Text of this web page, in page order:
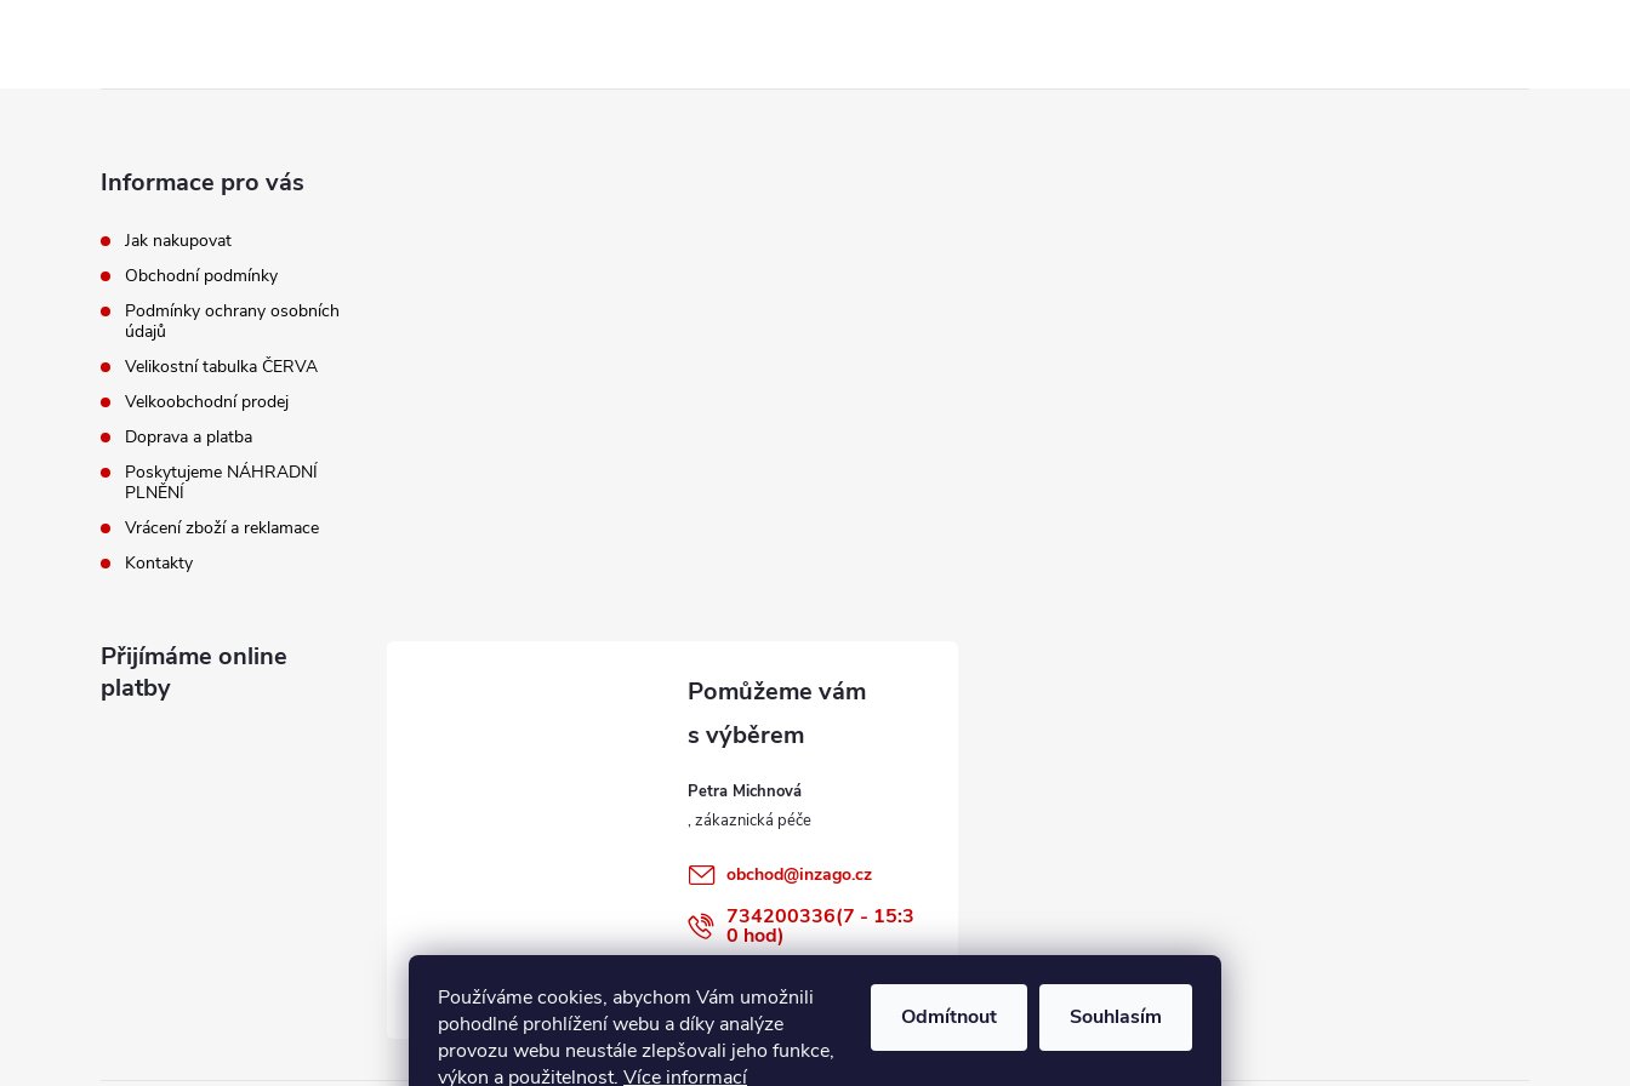
Používáme cookies, abychom Vám umožnili
pohodlné prohlížení webu a díky analýze
provozu webu neustále zlepšovali jeho funkce,
výkon a použitelnost. Více informací
Odmítnout Souhlasím
Informace pro vás
Jak nakupovat
Obchodní podmínky
Podmínky ochrany osobních
údajů
Velikostní tabulka ČERVA
Velkoobchodní prodej
Doprava a platba
Poskytujeme NÁHRADNÍ
PLNĚNÍ
Vrácení zboží a reklamace
Kontakty
Přijímáme online
platby
Petra Michnová
obchod@inzago.cz
734200336(7 - 15:3
0 hod)